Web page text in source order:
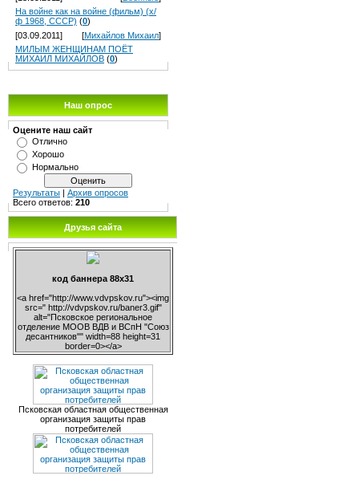
На войне как на войне (фильм) (х/
ф 1968, СССР) (0)
[03.09.2011]
[Михайлов Михаил]
МИЛЫМ ЖЕНЩИНАМ ПОЁТ
МИХАИЛ МИХАЙЛОВ (0)
Наш опрос
Оцените наш сайт
Отлично
Хорошо
Нормально
Результаты | Архив опросов
Всего ответов: 210
Друзья сайта
код баннера 88х31
<a href="http://www.vdvpskov.ru"><img
src=" http://vdvpskov.ru/baner3.gif"
alt="Псковское региональное
отделение МООВ ВДВ и ВСпН "Союз
десантников"" width=88 height=31
border=0></a>
Псковская областная общественная
организация защиты прав
потребителей